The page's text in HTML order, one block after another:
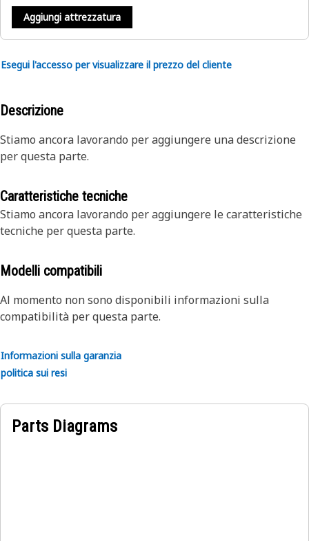
Aggiungi attrezzatura
Esegui l'accesso per visualizzare il prezzo del cliente
Descrizione
Stiamo ancora lavorando per aggiungere una descrizione
per questa parte.
Caratteristiche tecniche
Stiamo ancora lavorando per aggiungere le caratteristiche
tecniche per questa parte.
Modelli compatibili
Al momento non sono disponibili informazioni sulla
compatibilità per questa parte.
Informazioni sulla garanzia
politica sui resi
Parts Diagrams